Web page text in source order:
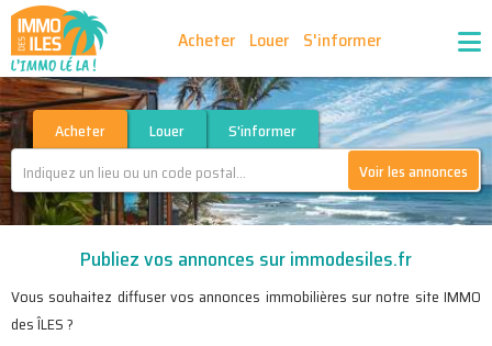
Acheter Louer S'informer
Publiez vos annonces Nos agences partenaires
Nos outils Ma sélection d'annonces
Recrutement Partenaires
Acheter Louer
S'informer
Voir les annonces
Publiez vos annonces sur immodesiles.fr
Vous souhaitez diffuser vos annonces immobilières sur notre site IMMO
des ÎLES ?